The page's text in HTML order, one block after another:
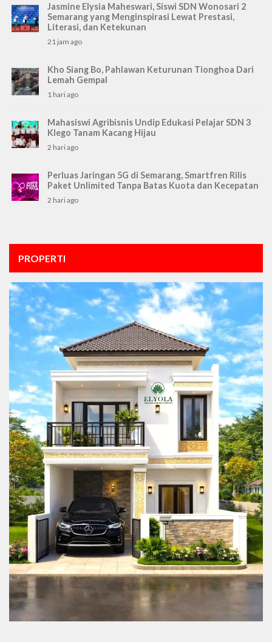
Jasmine Elysia Maheswari, Siswi SDN Wonosari 2
Semarang yang Menginspirasi Lewat Prestasi,
Literasi, dan Ketekunan
21 jam ago
Kho Siang Bo, Pahlawan Keturunan Tionghoa Dari
Lemah Gempal
1 hari ago
Mahasiswi Agribisnis Undip Edukasi Pelajar SDN 3
Klego Tanam Kacang Hijau
2 hari ago
Perluas Jaringan 5G di Semarang, Smartfren Rilis
Paket Unlimited Tanpa Batas Kuota dan Kecepatan
2 hari ago
PROPERTI